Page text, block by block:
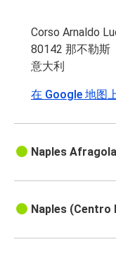
Corso Arnaldo
80142 那不勒斯
意大利
在 Google 地图
Naples
Naples (Centro